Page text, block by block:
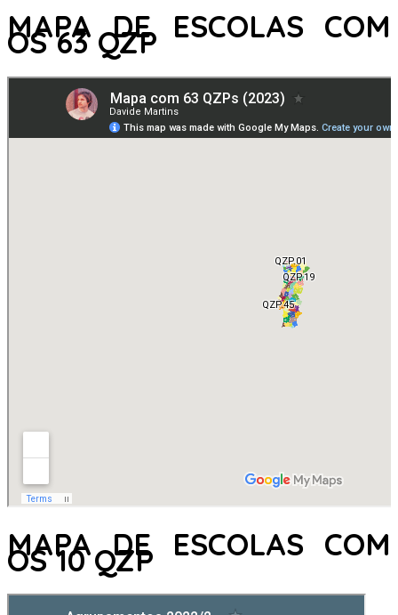
MAPA DE ESCOLAS COM
OS 63 QZP
MAPA DE ESCOLAS COM
OS 10 QZP